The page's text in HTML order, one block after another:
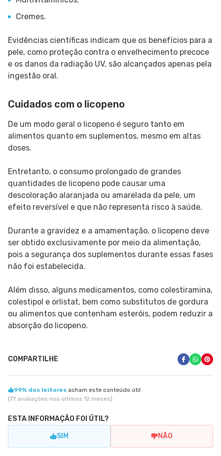
Cremes.
Evidências científicas indicam que os benefícios para a
pele, como proteção contra o envelhecimento precoce
e os danos da radiação UV, são alcançados apenas pela
ingestão oral.
Cuidados com o licopeno
De um modo geral o licopeno é seguro tanto em
alimentos quanto em suplementos, mesmo em altas
doses.
Entretanto, o consumo prolongado de grandes
quantidades de licopeno pode causar uma
descoloração alaranjada ou amarelada da pele, um
efeito reversível e que não representa risco à saúde.
Durante a gravidez e a amamentação, o licopeno deve
ser obtido exclusivamente por meio da alimentação,
pois a segurança dos suplementos durante essas fases
não foi estabelecida.
Além disso, alguns medicamentos, como colestiramina,
colestipol e orlistat, bem como substitutos de gordura
ou alimentos que contenham esteróis, podem reduzir a
absorção do licopeno.
COMPARTILHE
99% dos leitores acham este conteúdo útil
(77 avaliações nos últimos 12 meses)
ESTA INFORMAÇÃO FOI ÚTIL?
SIM NÃO